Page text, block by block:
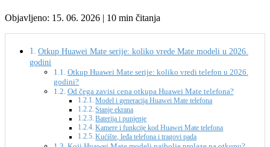
Objavljeno: 15. 06. 2026 | 10 min čitanja
Otkup Huawei Mate serije: koliko vrede Mate modeli u 2026.
godini
Otkup Huawei Mate serije: koliko vredi telefon u 2026.
godini?
Od čega zavisi cena otkupa Huawei Mate telefona?
Model i generacija Huawei Mate telefona
Stanje ekrana
Baterija i punjenje
Kamere i funkcije kod Huawei Mate telefona
Kućište, leđa telefona i tragovi pada